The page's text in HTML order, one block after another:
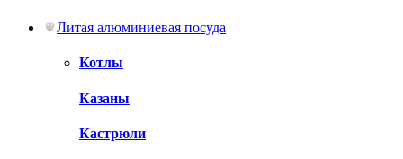
Литая алюминиевая посуда
Котлы
Казаны
Кастрюли